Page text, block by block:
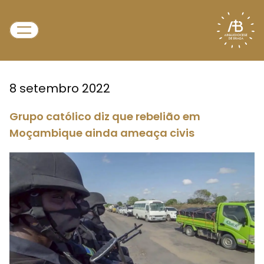
8 setembro 2022
Grupo católico diz que rebelião em
Moçambique ainda ameaça civis